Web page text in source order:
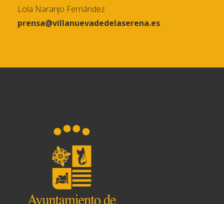
Lola Naranjo Fernández
prensa@villanuevadedelaserena.es